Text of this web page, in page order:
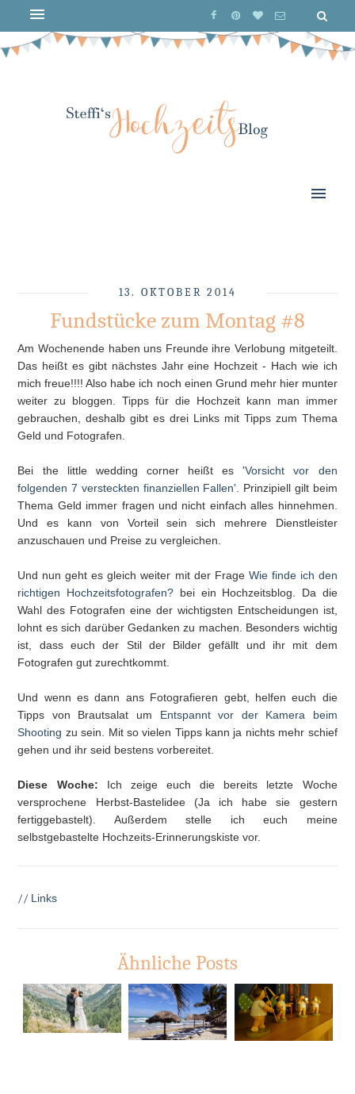
13. OKTOBER 2014
Fundstücke zum Montag #8
Am Wochenende haben uns Freunde ihre Verlobung mitgeteilt.
Das heißt es gibt nächstes Jahr eine Hochzeit - Hach wie ich
mich freue!!!! Also habe ich noch einen Grund mehr hier munter
weiter zu bloggen. Tipps für die Hochzeit kann man immer
gebrauchen, deshalb gibt es drei Links mit Tipps zum Thema
Geld und Fotografen.
Bei the little wedding corner heißt es'Vorsicht vor den
folgenden 7 versteckten finanziellen Fallen' . Prinzipiell gilt beim
Thema Geld immer fragen und nicht einfach alles hinnehmen.
Und es kann von Vorteil sein sich mehrere Dienstleister
anzuschauen und Preise zu vergleichen.
Und nun geht es gleich weiter mit der Frage Wie finde ich den
richtigen Hochzeitsfotografen? bei ein Hochzeitsblog. Da die
Wahl des Fotografen eine der wichtigsten Entscheidungen ist,
lohnt es sich darüber Gedanken zu machen. Besonders wichtig
ist, dass euch der Stil der Bilder gefällt und ihr mit dem
Fotografen gut zurechtkommt.
Und wenn es dann ans Fotografieren gebt, helfen euch die
Tipps von Brautsalat um Entspannt vor der Kamera beim
Shooting zu sein. Mit so vielen Tipps kann ja nichts mehr schief
gehen und ihr seid bestens vorbereitet.
Diese Woche: Ich zeige euch die bereits letzte Woche
versprochene Herbst-Bastelidee (Ja ich habe sie gestern
fertiggebastelt). Außerdem stelle ich euch meine
selbstgebastelte Hochzeits-Erinnerungskiste vor.
// Links
Ähnliche Posts